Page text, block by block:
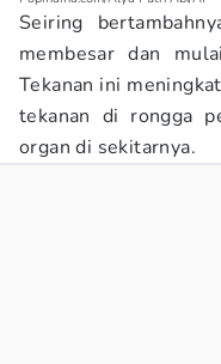
Seiring
membesar dan
Tekanan ini
tekanan di rongga
organ di sekitarnya.